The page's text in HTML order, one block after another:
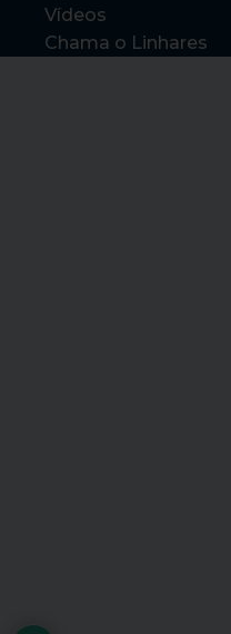
Vídeos
Chama o Linhares